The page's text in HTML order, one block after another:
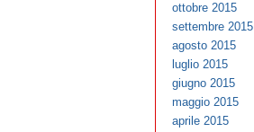
ottobre 2015
settembre 2015
agosto 2015
luglio 2015
giugno 2015
maggio 2015
aprile 2015